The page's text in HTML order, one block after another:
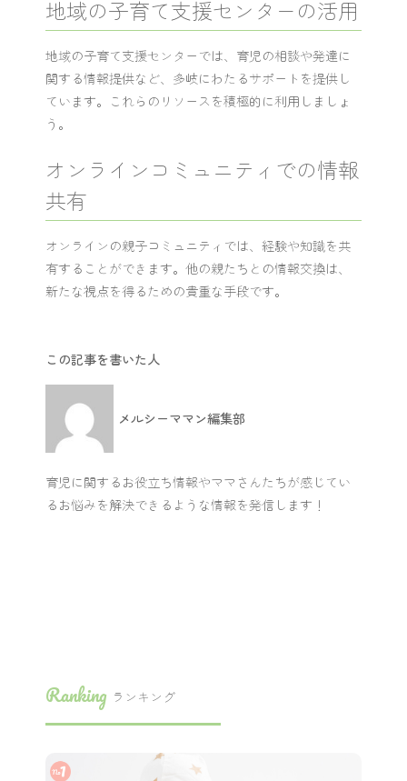
地域の子育て支援センターの活用
地域の子育て支援センターでは、育児の相談や発達に
関する情報提供など、多岐にわたるサポートを提供し
ています。これらのリソースを積極的に利用しましょ
う。
オンラインコミュニティでの情報
共有
オンラインの親子コミュニティでは、経験や知識を共
有することができます。他の親たちとの情報交換は、
新たな視点を得るための貴重な手段です。
この記事を書いた人
メルシーママン編集部
育児に関するお役立ち情報やママさんたちが感じてい
るお悩みを解決できるような情報を発信します！
Ranking ランキング